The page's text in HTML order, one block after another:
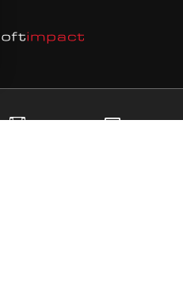
24
موقع البرامج